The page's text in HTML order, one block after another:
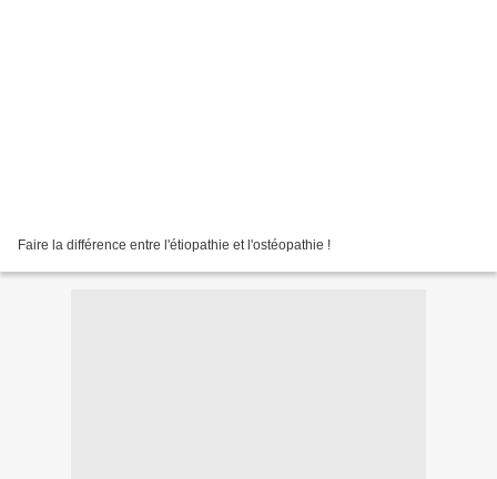
Faire la différence entre l'étiopathie et l'ostéopathie !